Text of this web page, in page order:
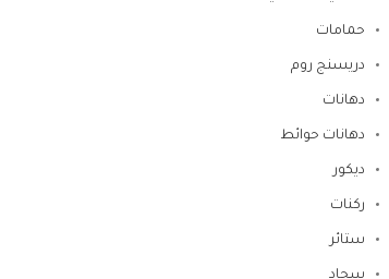
حمامات
دريسنج روم
دهانات
دهانات حوائط
ديكور
ركنات
ستائر
سجاد